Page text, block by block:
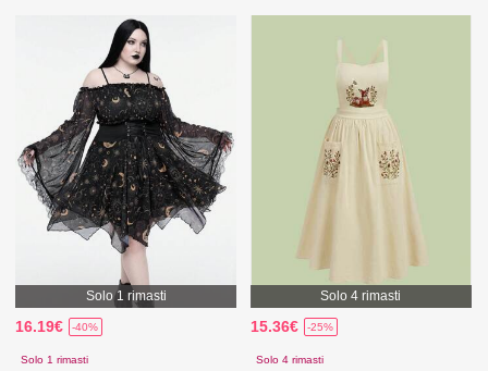
Solo 1 rimasti
16.19€ -40%
Solo 1 rimasti
Solo 4 rimasti
15.36€ -25%
Solo 4 rimasti